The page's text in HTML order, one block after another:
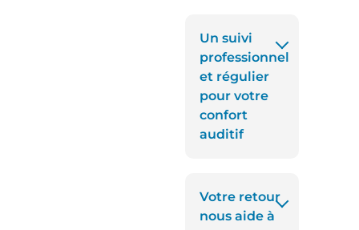
Un suivi
professionnel
et régulier
pour votre
confort
auditif
Votre retour
nous aide à